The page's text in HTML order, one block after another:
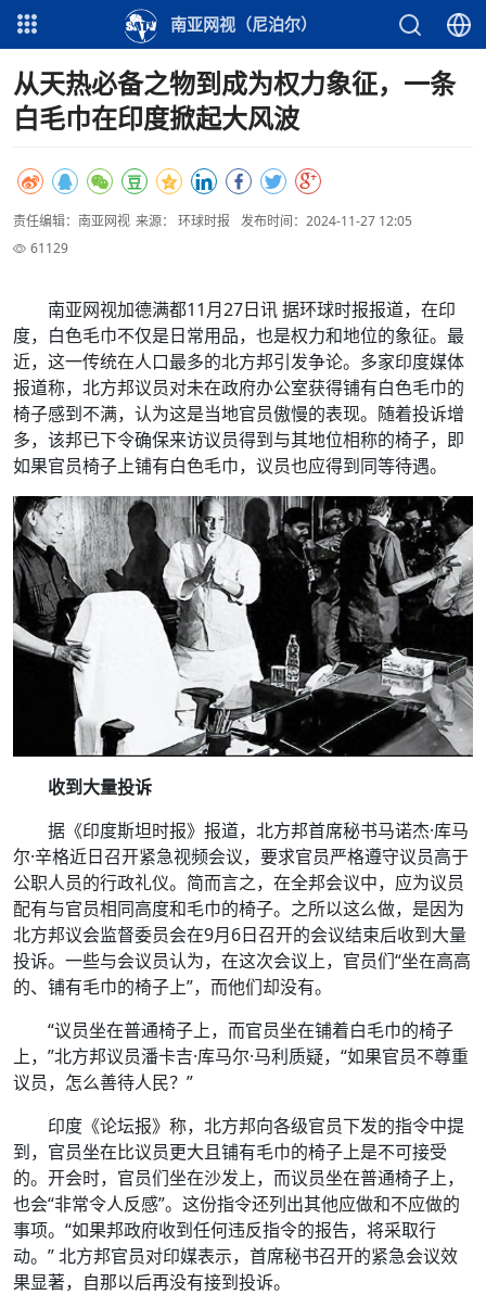
南亚网视（尼泊尔）
从天热必备之物到成为权力象征，一条
白毛巾在印度掀起大风波
责任编辑：南亚网视 来源： 环球时报
发布时间：2024-11-27 12:05
61129
南亚网视加德满都11月27日讯 据环球时报报道，在印
度，白色毛巾不仅是日常用品，也是权力和地位的象征。最
近，这一传统在人口最多的北方邦引发争论。多家印度媒体
报道称，北方邦议员对未在政府办公室获得铺有白色毛巾的
椅子感到不满，认为这是当地官员傲慢的表现。随着投诉增
多，该邦已下令确保来访议员得到与其地位相称的椅子，即
如果官员椅子上铺有白色毛巾，议员也应得到同等待遇。
收到大量投诉
据《印度斯坦时报》报道，北方邦首席秘书马诺杰·库马
尔·辛格近日召开紧急视频会议，要求官员严格遵守议员高于
公职人员的行政礼仪。简而言之，在全邦会议中，应为议员
配有与官员相同高度和毛巾的椅子。之所以这么做，是因为
北方邦议会监督委员会在9月6日召开的会议结束后收到大量
投诉。一些与会议员认为，在这次会议上，官员们“坐在高高
的、铺有毛巾的椅子上”，而他们却没有。
“议员坐在普通椅子上，而官员坐在铺着白毛巾的椅子
上，”北方邦议员潘卡吉·库马尔·马利质疑，“如果官员不尊重
议员，怎么善待人民？”
印度《论坛报》称，北方邦向各级官员下发的指令中提
到，官员坐在比议员更大且铺有毛巾的椅子上是不可接受
的。开会时，官员们坐在沙发上，而议员坐在普通椅子上，
也会“非常令人反感”。这份指令还列出其他应做和不应做的
事项。“如果邦政府收到任何违反指令的报告，将采取行
动。” 北方邦官员对印媒表示，首席秘书召开的紧急会议效
果显著，自那以后再没有接到投诉。